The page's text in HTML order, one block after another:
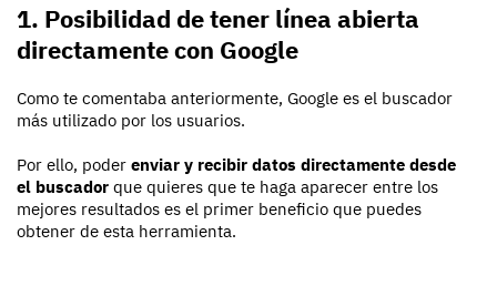
1. Posibilidad de tener línea abierta
directamente con Google
Como te comentaba anteriormente, Google es el buscador
más utilizado por los usuarios.
Por ello, poder enviar y recibir datos directamente desde
el buscador que quieres que te haga aparecer entre los
mejores resultados es el primer beneficio que puedes
obtener de esta herramienta.